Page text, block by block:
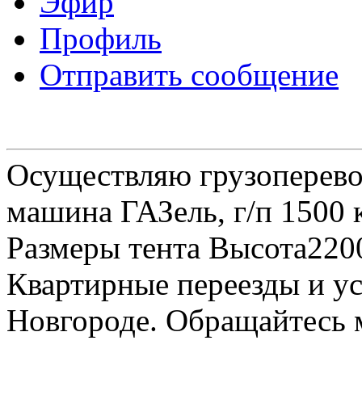
Профиль
Отправить сообщение
Осуществляю
машина ГАЗель, г/п 1500
Размеры тента
Квартирные переезды и
Новгороде.